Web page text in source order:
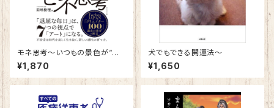
モネ思考～いつもの景色が“傑
作” に変わる幸せの習慣～
¥1,870
犬でもできる開運法～
¥1,650